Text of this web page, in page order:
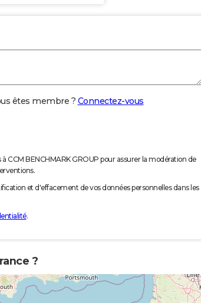
êtes membre ? Connectez-vous
CCM BENCHMARK GROUP pour assurer la modération de
et d'effacement de vos données personnelles dans les
.
?